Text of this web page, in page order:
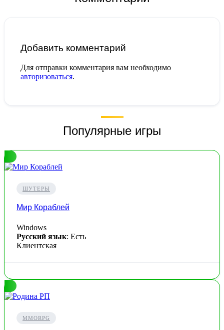
Добавить комментарий
Для отправки комментария вам необходимо
авторизоваться.
Популярные игры
ШУТЕРЫ
Мир Кораблей
Windows
Русский язык: Есть
Клиентская
MMORPG